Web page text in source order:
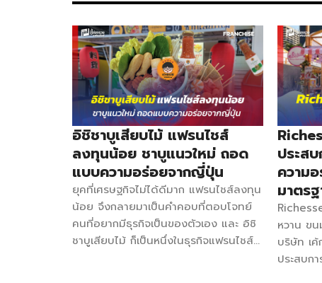
Franchise 129,000 บาท คืนทุน 3-6 เดือน อุปกร
095-5351499 Facebook โก๋นักบิน Gohnukbin
ได้ที่ : คลิก ติดตามความเคลื่อนไหวทางธุรกิจได้ที่ : ค
อิชิชาบูเสียบไม้ แฟรนไชส์
ลงทุนน้อย ชาบูแนวใหม่ ถอด
แบบความอร่อยจากญี่ปุ่น
ยุคที่เศรษฐกิจไม่ได้ดีมาก แฟรนไชส์ลงทุน
น้อย จึงกลายมาเป็นคำคอบที่ตอบโจทย์
คนที่อยากมีธุรกิจเป็นของตัวเอง และ อิชิ
ชาบูเสียบไม้ ก็เป็นหนึ่งในธุรกิจแฟรนไชส์
ประส
ความ
มาตร
หวาน ข
บริษัท เ
ประสบก